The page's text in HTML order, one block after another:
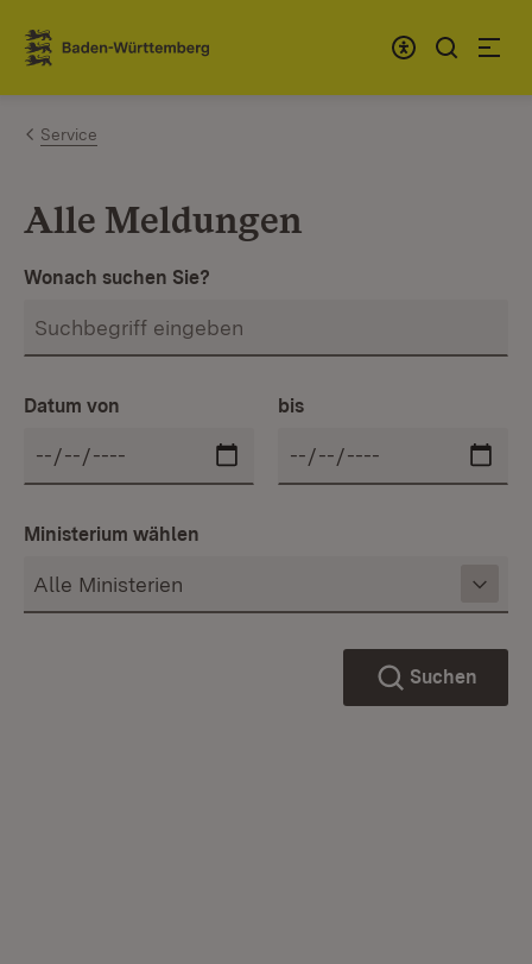
Zum Inhalt springen
Link zur Startseite
Service
Alle Meldungen
Wonach suchen Sie?
Datum von bis
Ministerium wählen
Suchen